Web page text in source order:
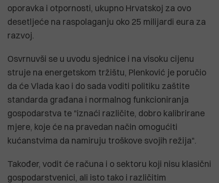
oporavka i otpornosti, ukupno Hrvatskoj za ovo
desetljeće na raspolaganju oko 25 milijardi eura za
razvoj.
Osvrnuvši se u uvodu sjednice i na visoku cijenu
struje na energetskom tržištu, Plenković je poručio
da će Vlada kao i do sada voditi politiku zaštite
standarda građana i normalnog funkcioniranja
gospodarstva te "iznaći različite, dobro kalibrirane
mjere, koje će na pravedan način omogućiti
kućanstvima da namiruju troškove svojih režija".
Također, vodit će računa i o sektoru koji nisu klasični
gospodarstvenici, ali isto tako i različitim